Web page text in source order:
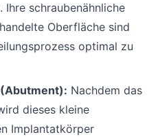
Ihre schraubenähnliche
Oberfläche sind
optimal zu
Nachdem das
dieses kleine
Implantatkörper